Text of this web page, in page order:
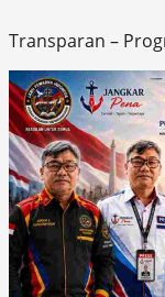
Transparan –